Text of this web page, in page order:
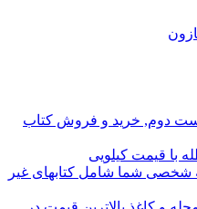
دوم, خرید و فروش کتاب
با قیمت کیلویی
شخصی شما شامل کتابهای غیر